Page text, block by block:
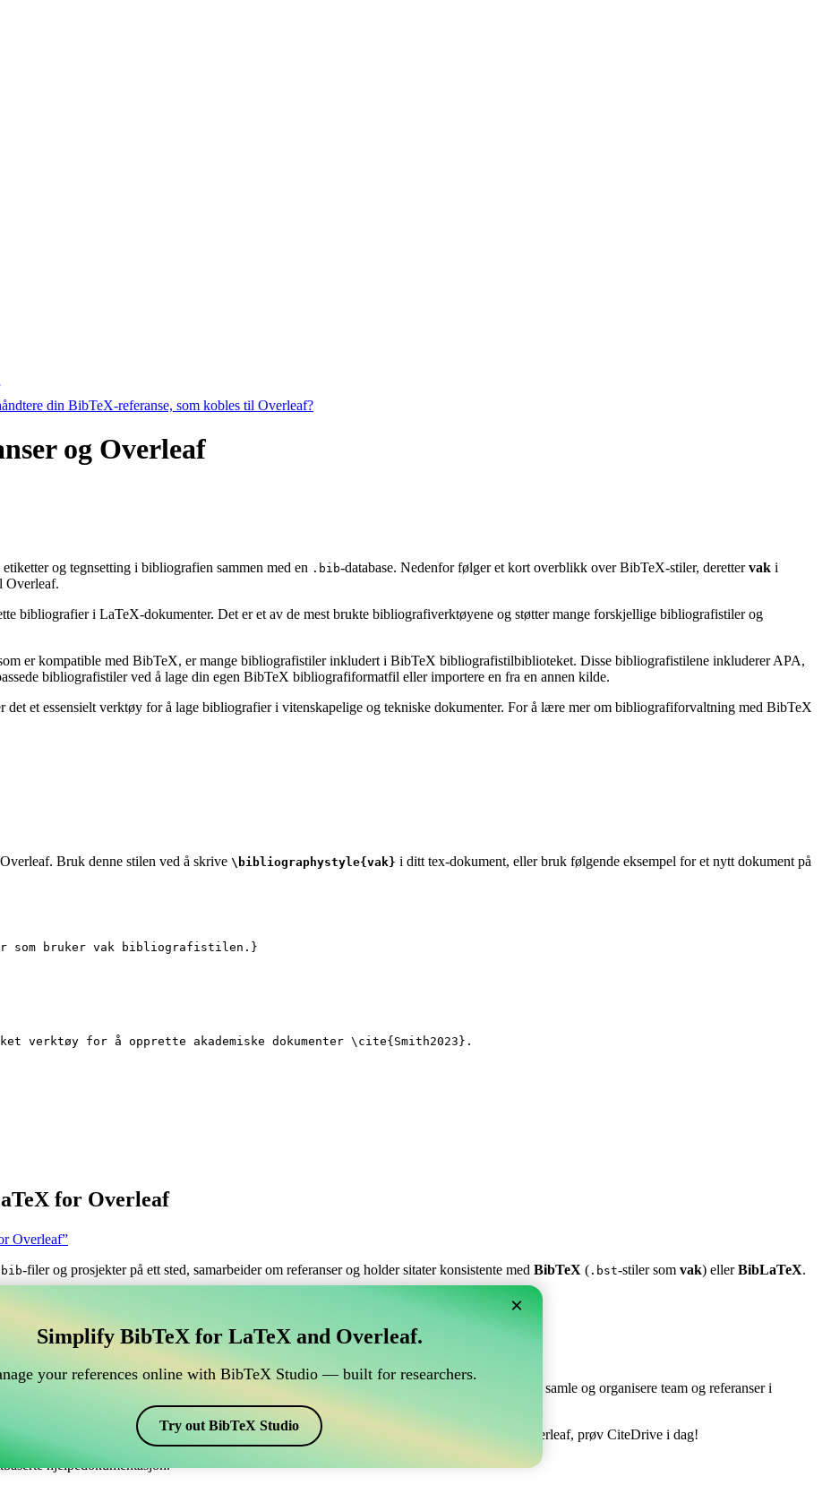
din BibTeX-referanse, som kobles til Overleaf?
og Overleaf
og tegnsetting i bibliografien sammen med en .bib-database. Nedenfor følger et kort overblikk over BibTeX-stiler, derettervak i
Overleaf.
bibliografier i LaTeX-dokumenter. Det er et av de mest brukte bibliografiverktøyene og støtter mange forskjellige bibliografistiler og
er kompatible med BibTeX, er mange bibliografistiler inkludert i BibTeX bibliografistilbiblioteket. Disse bibliografistilene inkluderer APA,
bibliografistiler ved å lage din egen BibTeX bibliografiformatfil eller importere en fra en annen kilde.
et essensielt verktøy for å lage bibliografier i vitenskapelige og tekniske dokumenter. For å lære mer om bibliografiforvaltning med BibTeX
Bruk denne stilen ved å skrive \bibliographystyle{vak} i ditt tex-dokument, eller bruk følgende eksempel for et nytt dokument på
som bruker vak bibliografistilen.}
verktøy for å opprette akademiske dokumenter \cite{ Smith2023 }.
for Overleaf
Overleaf”
-filer og prosjekter på ett sted, samarbeider om referanser og holder sitater konsistente med BibTeX ( .bst-stiler som vak) ellerBibLaTeX.
din BibTeX-referanse, som kobles til Overleaf?
håndtere din BibTeX-referanse, som kobles til Overleaf?”
dine referanser, siteringer og bibliografi i Overleaf, kan CiteDrive være perfekt! Det lar deg samle og organisere team og referanser i
Overleaf-prosjekt.
i ulike stiler, inkludert vak. Så hvis du ser etter en enkel måte å håndtere din bibliografi i Overleaf, prøv CiteDrive i dag!
hjelpedokumentasjon.
×
Simplify BibTeX for LaTeX and Overleaf.
your references online with BibTeX Studio — built for researchers.
Try out BibTeX Studio